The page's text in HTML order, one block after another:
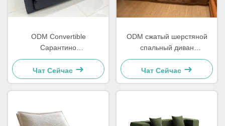
ODM Convertible
Сарантино
Компрессионный диван
Кровать Спальный
LoveSeat
Чат Сейчас
ODM сжатый шерстяной
спальный диван
секционный для гостиной
Чат Сейчас